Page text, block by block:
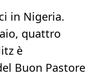
in Nigeria.
quattro
è
Buon Pastore